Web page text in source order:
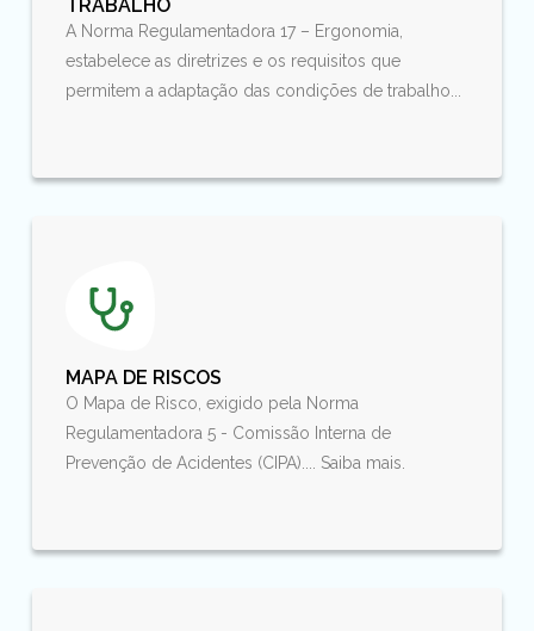
TRABALHO
A Norma Regulamentadora 17 – Ergonomia,
estabelece as diretrizes e os requisitos que
permitem a adaptação das condições de trabalho...
MAPA DE RISCOS
O Mapa de Risco, exigido pela Norma
Regulamentadora 5 - Comissão Interna de
Prevenção de Acidentes (CIPA).... Saiba mais.